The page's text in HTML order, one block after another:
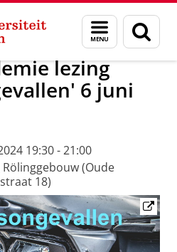
Menu
en
zoeken
voor de Rechtspraak
lezing
6 juni
19:30 - 21:00
Rölinggebouw (Oude
18)